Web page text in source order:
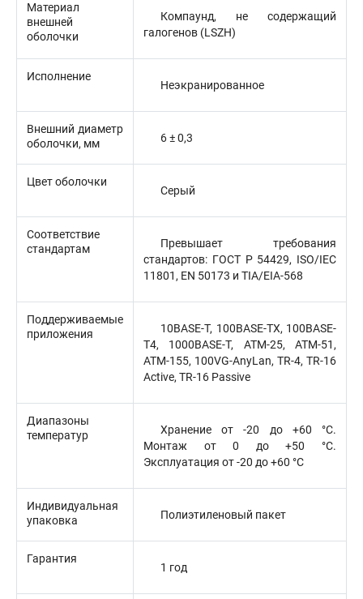
Материал
внешней
оболочки
Компаунд, не содержащий
галогенов (LSZH)
Исполнение
Неэкранированное
Внешний диаметр
оболочки, мм
6 ± 0,3
Цвет оболочки
Серый
Соответствие
стандартам
Превышает требования
стандартов: ГОСТ Р 54429, ISO/IEC
11801, EN 50173 и TIA/EIA-568
Поддерживаемые
приложения
10BASE-T, 100BASE-TX, 100BASE-
T4, 1000BASE-T, ATM-25, ATM-51,
ATM-155, 100VG-AnyLan, TR-4, TR-16
Active, TR-16 Passive
Диапазоны
температур
Хранение от -20 до +60 °C.
Монтаж от 0 до +50 °C.
Эксплуатация от -20 до +60 °C
Индивидуальная
упаковка
Полиэтиленовый пакет
Гарантия
1 год